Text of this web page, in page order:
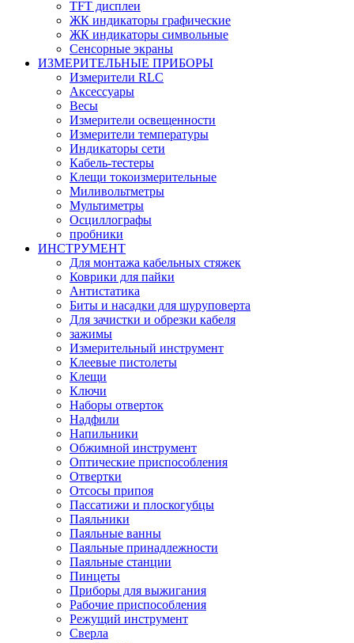
TFT дисплеи
ЖК индикаторы графические
ЖК индикаторы символьные
Сенсорные экраны
ИЗМЕРИТЕЛЬНЫЕ ПРИБОРЫ
Измерители RLC
Аксессуары
Весы
Измерители освещенности
Измерители температуры
Индикаторы сети
Кабель-тестеры
Клещи токоизмерительные
Миливольтметры
Мультиметры
Осциллографы
пробники
ИНСТРУМЕНТ
Для монтажа кабельных стяжек
Коврики для пайки
Антистатика
Биты и насадки для шуруповерта
Для зачистки и обрезки кабеля
зажимы
Измерительный инструмент
Клеевые пистолеты
Клещи
Ключи
Наборы отверток
Надфили
Напильники
Обжимной инструмент
Оптические приспособления
Отвертки
Отсосы припоя
Пассатижи и плоскогубцы
Паяльники
Паяльные ванны
Паяльные принадлежности
Паяльные станции
Пинцеты
Приборы для выжигания
Рабочие приспособления
Режущий инструмент
Сверла